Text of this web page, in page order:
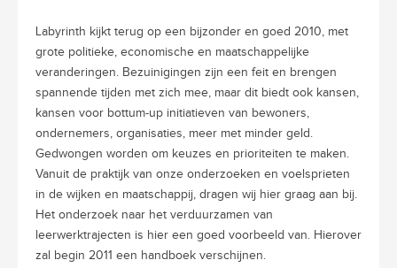
Labyrinth kijkt terug op een bijzonder en goed 2010, met
grote politieke, economische en maatschappelijke
veranderingen. Bezuinigingen zijn een feit en brengen
spannende tijden met zich mee, maar dit biedt ook kansen,
kansen voor bottum-up initiatieven van bewoners,
ondernemers, organisaties, meer met minder geld.
Gedwongen worden om keuzes en prioriteiten te maken.
Vanuit de praktijk van onze onderzoeken en voelsprieten
in de wijken en maatschappij, dragen wij hier graag aan bij.
Het onderzoek naar het verduurzamen van
leerwerktrajecten is hier een goed voorbeeld van. Hierover
zal begin 2011 een handboek verschijnen.